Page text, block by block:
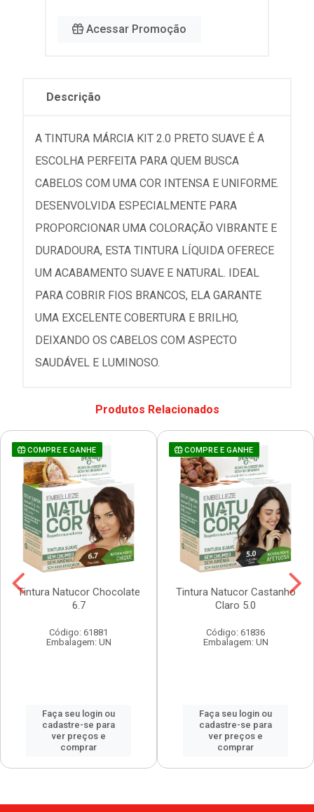
Acessar Promoção
Descrição
A TINTURA MÁRCIA KIT 2.0 PRETO SUAVE É A
ESCOLHA PERFEITA PARA QUEM BUSCA
CABELOS COM UMA COR INTENSA E UNIFORME.
DESENVOLVIDA ESPECIALMENTE PARA
PROPORCIONAR UMA COLORAÇÃO VIBRANTE E
DURADOURA, ESTA TINTURA LÍQUIDA OFERECE
UM ACABAMENTO SUAVE E NATURAL. IDEAL
PARA COBRIR FIOS BRANCOS, ELA GARANTE
UMA EXCELENTE COBERTURA E BRILHO,
DEIXANDO OS CABELOS COM ASPECTO
SAUDÁVEL E LUMINOSO.
Produtos Relacionados
COMPRE E GANHE
Tintura Natucor Chocolate
6.7
Código: 61881
Embalagem: UN
Faça seu login ou
cadastre-se para
ver preços e
comprar
COMPRE E GANHE
Tintura Natucor Castanho
Claro 5.0
Código: 61836
Embalagem: UN
Faça seu login ou
cadastre-se para
ver preços e
comprar